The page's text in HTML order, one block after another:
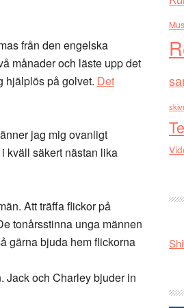
från den engelska
månader och läste upp det
hjälplös på golvet. Det
jag mig ovanligt
kväll säkert nästan lika
Att träffa flickor på
tonårsstinna unga männen
gärna bjuda hem flickorna
Jack och Charley bjuder in